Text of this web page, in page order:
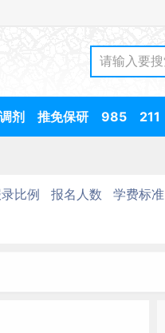
剂 推免保研 985 211
比例 报名人数 学费标准